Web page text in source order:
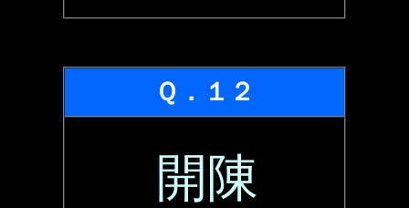
Ｑ．１２
開陳